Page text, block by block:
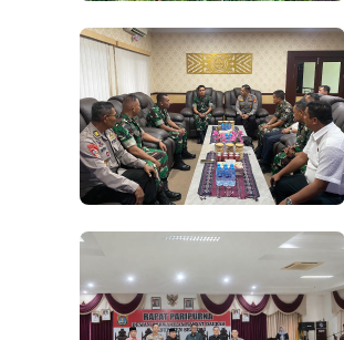
KALBAR
DAERAH